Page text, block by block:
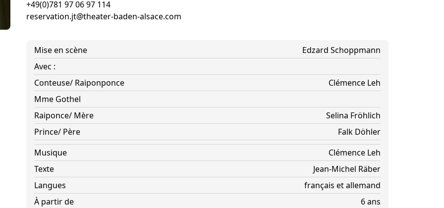
+49(0)781 97 06 97 114
reservation.jt@theater-baden-alsace.com
Mise en scène
Edzard Schoppmann
Avec :
Conteuse/ Raiponponce
Clémence Leh
Mme Gothel
Raiponce/ Mère
Selina Fröhlich
Prince/ Père
Falk Döhler
Musique
Clémence Leh
Texte
Jean-Michel Räber
Langues
français et allemand
À partir de
6 ans